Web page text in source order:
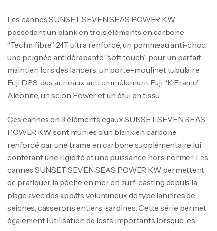
Les cannes SUNSET SEVEN SEAS POWER KW
possèdent un blank en trois éléments en carbone
“Technifibre” 24T ultra renforcé, un pommeau anti-choc,
une poignée antidérapante “soft touch” pour un parfait
maintien lors des lancers, un porte-moulinet tubulaire
Fuji DPS, des anneaux anti emmêlement Fuji “K Frame”
Alconite, un scion Power et un étui en tissu.
Ces cannes en 3 éléments égaux SUNSET SEVEN SEAS
POWER KW sont munies d’un blank en carbone
renforcé par une trame en carbone supplémentaire lui
conférant une rigidité et une puissance hors norme ! Les
cannes SUNSET SEVEN SEAS POWER KW permettent
de pratiquer la pêche en mer en surf-casting depuis la
plage avec des appâts volumineux de type lanières de
seiches, casserons entiers, sardines. Cette série permet
également l’utilisation de lests importants lorsque les